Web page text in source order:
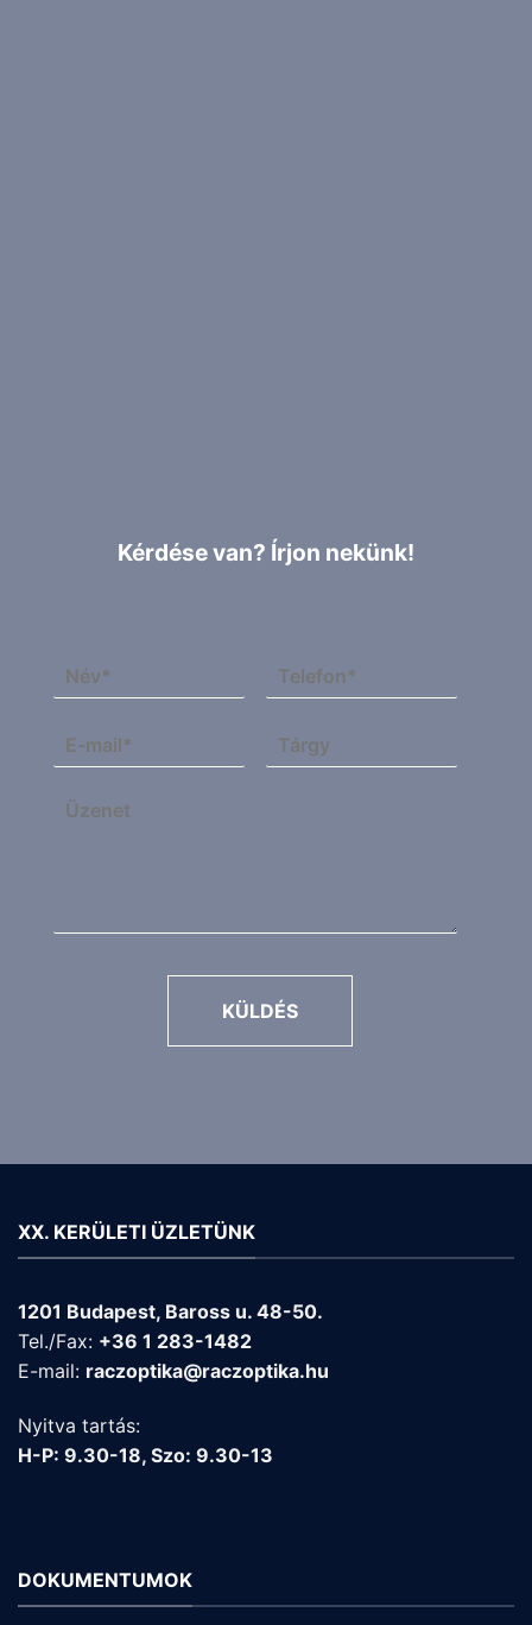
Kérdése van? Írjon nekünk!
KÜLDÉS
XX. KERÜLETI ÜZLETÜNK
1201 Budapest, Baross u. 48-50.
Tel./Fax: +36 1 283-1482
E-mail: raczoptika@raczoptika.hu
Nyitva tartás:
H-P: 9.30-18, Szo: 9.30-13
DOKUMENTUMOK